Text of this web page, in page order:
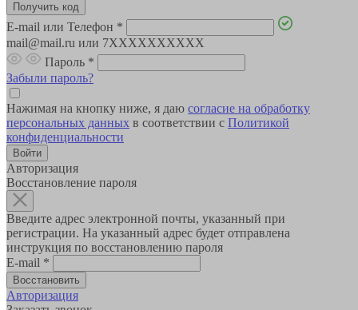
E-mail или Телефон *
mail@mail.ru или 7XXXXXXXXXX
Пароль *
Забыли пароль?
Нажимая на кнопку ниже, я даю согласие на обработку
персональных данных в соответствии с Политикой
конфиденциальности
Авторизация
Восстановление пароля
Введите адрес электронной почты, указанный при
регистрации. На указанный адрес будет отправлена
инструкция по восстановлению пароля
E-mail *
Авторизация